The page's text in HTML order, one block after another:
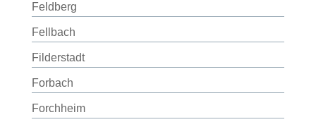
Feldberg
Fellbach
Filderstadt
Forbach
Forchheim